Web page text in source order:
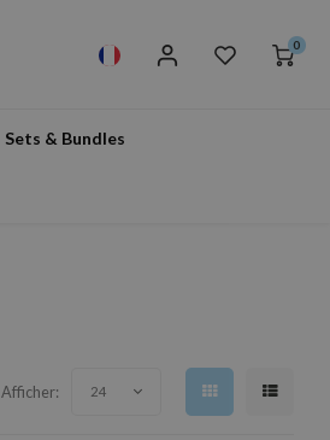
0
Sets & Bundles
Afficher: 24